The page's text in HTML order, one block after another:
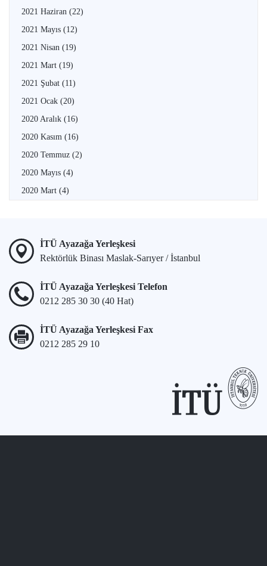
2021 Haziran (22)
2021 Mayıs (12)
2021 Nisan (19)
2021 Mart (19)
2021 Şubat (11)
2021 Ocak (20)
2020 Aralık (16)
2020 Kasım (16)
2020 Temmuz (2)
2020 Mayıs (4)
2020 Mart (4)
İTÜ Ayazağa Yerleşkesi
Rektörlük Binası Maslak-Sarıyer / İstanbul
İTÜ Ayazağa Yerleşkesi Telefon
0212 285 30 30 (40 Hat)
İTÜ Ayazağa Yerleşkesi Fax
0212 285 29 10